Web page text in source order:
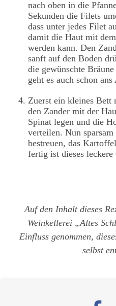
nach oben in die
Sekunden die Filets
dass unter jedes Filet
damit die Haut mit
werden kann. Den
sanft auf den Boden
die gewünschte
geht es auch schon
Zuerst ein kleines Bett
den Zander mit der
Spinat legen und die
verteilen. Nun
bestreuen, das
fertig ist dieses leckere
Auf den Inhalt dieses
Weinkellerei „Altes
Einfluss genommen,
selbst